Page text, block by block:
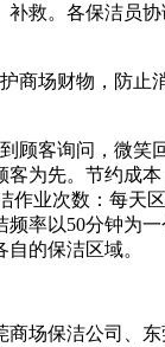
补救。各保洁员
场财物，防止
客询问，微笑
客为先。节约成
作业次数：每天
频率以50分钟为
的保洁区域。
商场保洁公司、